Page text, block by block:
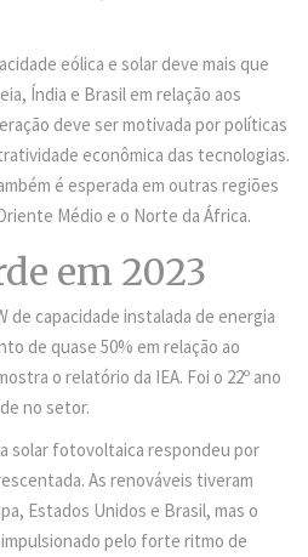
eólica e solar deve mais que
Índia e Brasil em relação aos
deve ser motivada por políticas
econômica das tecnologias.
é esperada em outras regiões
Médio e o Norte da África.
em 2023
de capacidade instalada de energia
de quase 50% em relação ao
o relatório da IEA. Foi o 22º ano
no setor.
solar fotovoltaica respondeu por
As renováveis tiveram
Estados Unidos e Brasil, mas o
pelo forte ritmo de